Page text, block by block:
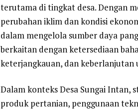
terutama di tingkat desa. Dengan
perubahan iklim dan kondisi
dalam mengelola sumber daya
berkaitan dengan ketersediaan
keterjangkauan, dan keberlanjutan
Dalam konteks Desa Sungai Intan,
produk pertanian, penggunaan